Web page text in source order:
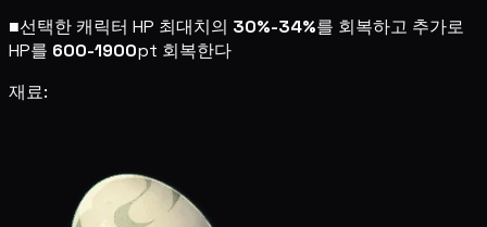
■선택한 캐릭터 HP 최대치의 30%-34%를 회복하고 추가로
HP를 600-1900pt 회복한다
재료: